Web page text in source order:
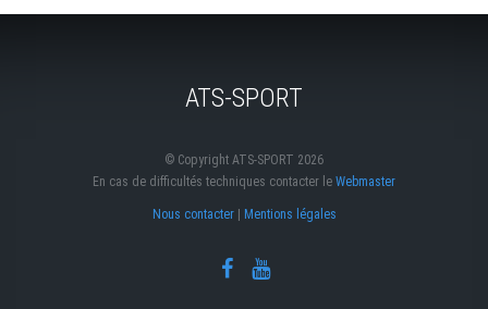
ATS-SPORT
© Copyright ATS-SPORT 2026
En cas de difficultés techniques contacter le Webmaster
Nous contacter| Mentions légales